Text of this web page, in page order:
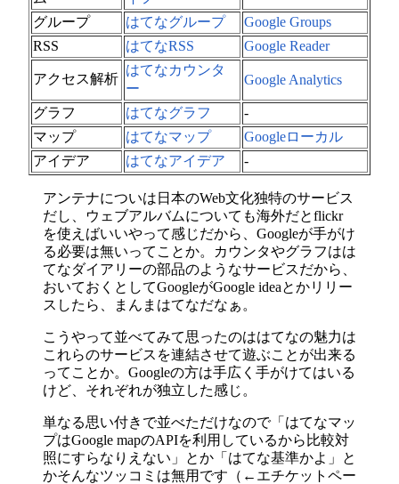
グループ はてなグループ
Google Groups
RSS
はてなRSS Google Reader
アクセス解析
はてなカウンタ
ー
Google Analytics
グラフ はてなグラフ
-
マップ
はてなマップ
Googleローカル
アイデア
はてなアイデア -
アンテナについは日本のWeb文化独特のサービス
だし、ウェブアルバムについても海外だとflickr
を使えばいいやって感じだから、Googleが手がけ
る必要は無いってことか。カウンタやグラフはは
てなダイアリーの部品のようなサービスだから、
おいておくとしてGoogleがGoogle ideaとかリリー
スしたら、まんまはてなだなぁ。
こうやって並べてみて思ったのははてなの魅力は
これらのサービスを連結させて遊ぶことが出来る
ってことか。Googleの方は手広く手がけてはいる
けど、それぞれが独立した感じ。
単なる思い付きで並べただけなので「はてなマッ
プはGoogle mapのAPIを利用しているから比較対
照にすらなりえない」とか「はてな基準かよ」と
かそんなツッコミは無用です（←エチケットペー